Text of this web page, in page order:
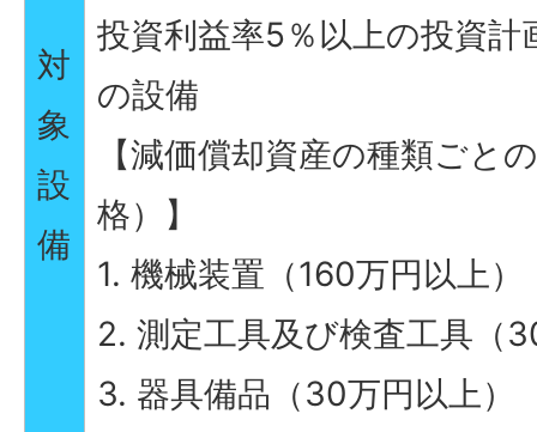
対
象
設
備
投資利益率5％以上の投資
の設備
【減価償却資産の種類ごと
格）】
1. 機械装置（160万円以上）
2. 測定工具及び検査工具（
3. 器具備品（30万円以上）